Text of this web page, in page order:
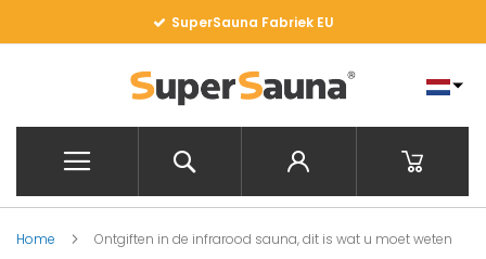
SuperSauna Fabriek EU
Home Ontgiften in de infrarood sauna, dit is wat u moet weten